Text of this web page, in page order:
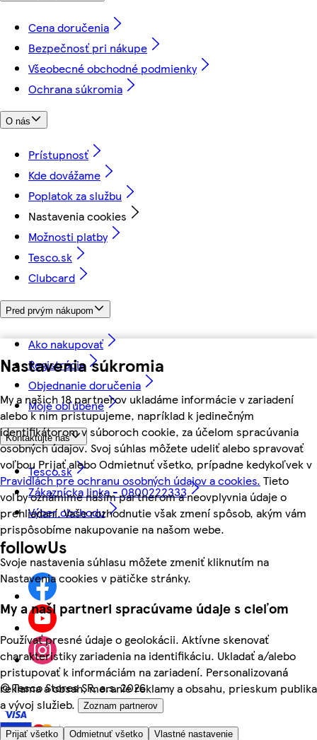
Nastavenia súkromia
My a našich 18 partnerov ukladáme informácie v zariadení
alebo k nim pristupujeme, napríklad k jedinečným
identifikátorom v súboroch cookie, za účelom spracúvania
osobných údajov. Svoj súhlas môžete udeliť alebo spravovať
voľbou Prijať alebo Odmietnuť všetko, prípadne kedykoľvek v
Pravidlách pre ochranu osobných údajov a cookies. Tieto
voľby oznámime našim partnerom a neovplyvnia údaje o
prehliadaní. Vaše rozhodnutie však zmení spôsob, akým vám
prispôsobíme nakupovanie na našom webe.
Svoje nastavenia súhlasu môžete zmeniť kliknutím na
Nastavenia cookies v pätičke stránky.
My a naši partneri spracúvame údaje s cieľom
Používať presné údaje o geolokácii. Aktívne skenovať
charakteristiky zariadenia na identifikáciu. Ukladať a/alebo
pristupovať k informáciám na zariadení. Personalizovaná
reklama a obsah, meranie reklamy a obsahu, prieskum publika
a vývoj služieb.
Zoznam partnerov
Prijať všetko Odmietnuť všetko Vlastné nastavenie
Cena doručenia
Bezpečnosť pri nákupe
Všeobecné obchodné podmienky
Ochrana súkromia
O nás
Prístupnosť
Kde dovážame
Poplatok za službu
Nastavenia cookies
Možnosti platby
Tesco.sk
Clubcard
Pred prvým nákupom
Ako nakupovať
Registrácia
Objednanie doručenia
Moje obľúbené
Kontaktujte nás
Tesco.sk
Zákaznícka linka - 0800222333
Výber obchodu
followUs
©Tesco Stores SR, a.s. 2026